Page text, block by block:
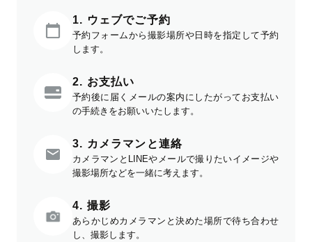
1. ウェブでご予約
予約フォームから撮影場所や日時を指定して予約
します。
2. お支払い
予約後に届くメールの案内にしたがってお支払い
の手続きをお願いいたします。
3. カメラマンと連絡
カメラマンとLINEやメールで撮りたいイメージや
撮影場所などを一緒に考えます。
4. 撮影
あらかじめカメラマンと決めた場所で待ち合わせ
し、撮影します。